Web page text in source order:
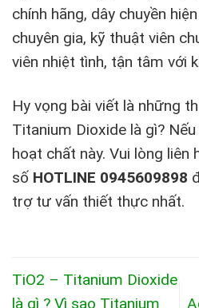
chính hãng, dây chuyền
chuyên gia, kỹ thuật viên
viên nhiệt tình, tận tâm với
Hy vọng bài viết là những
Titanium Dioxide là gì?
hoạt chất này. Vui lòng liên
số HOTLINE 0945609898
trợ tư vấn thiết thực nhất.
TiO2 – Titanium Dioxide
là gì ? Vì sao Titanium